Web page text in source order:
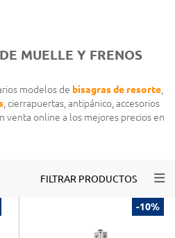
MUELLE Y FRENOS
modelos de bisagras de resorte
, cierrapuertas, antipánico, accesorios
venta online a los mejores precios en
FILTRAR PRODUCTOS
-10%